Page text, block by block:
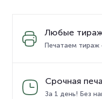
Любые
Печатаем тираж
Срочная
За 1 день! Без